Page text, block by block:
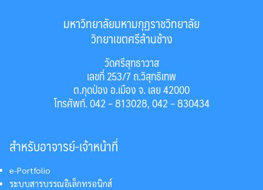
มหาวิทยาลัยมหามกุฏราชวิทยาลัย
วิทยาเขตศรีล้านช้าง
วัดศรีสุทธาวาส
เลขที่ 253/7 ถ.วิสุทธิเทพ
ต.กุดป่อง อ.เมือง จ. เลย 42000
โทรศัพท์. 042 – 813028, 042 – 830434
สำหรับอาจารย์-เจ้าหน้าที่
e-Portfolio
ระบบสารบรรณอิเล็กทรอนิกส์